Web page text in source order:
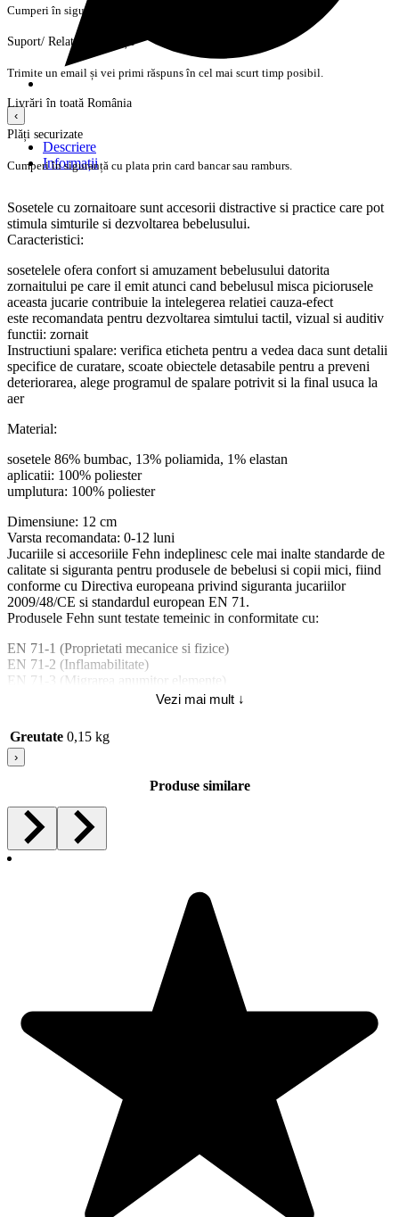
Cumperi în siguranță cu plata prin card bancar sau ramburs.
Suport/ Relații cu clienții
Trimite un email și vei primi răspuns în cel mai scurt timp posibil.
Livrări în toată România
Plăți securizate
Cumperi în siguranță cu plata prin card bancar sau ramburs.
‹
Descriere
Informații
Sosetele cu zornaitoare sunt accesorii distractive si practice care pot
stimula simturile si dezvoltarea bebelusului.
Caracteristici:
sosetelele ofera confort si amuzament bebelusului datorita
zornaitului pe care il emit atunci cand bebelusul misca piciorusele
aceasta jucarie contribuie la intelegerea relatiei cauza-efect
este recomandata pentru dezvoltarea simtului tactil, vizual si auditiv
functii: zornait
Instructiuni spalare: verifica eticheta pentru a vedea daca sunt detalii
specifice de curatare, scoate obiectele detasabile pentru a preveni
deteriorarea, alege programul de spalare potrivit si la final usuca la
aer
Material:
sosetele 86% bumbac, 13% poliamida, 1% elastan
aplicatii: 100% poliester
umplutura: 100% poliester
Dimensiune: 12 cm
Varsta recomandata: 0-12 luni
Jucariile si accesoriile Fehn indeplinesc cele mai inalte standarde de
calitate si siguranta pentru produsele de bebelusi si copii mici, fiind
conforme cu Directiva europeana privind siguranta jucariilor
2009/48/CE si standardul european EN 71.
Produsele Fehn sunt testate temeinic in conformitate cu:
EN 71-1 (Proprietati mecanice si fizice)
EN 71-2 (Inflamabilitate)
EN 71-3 (Migrarea anumitor elemente)
EN 71-9:2005 (Compusi chimici organici).
copiilor. Indepartati orice ambalaj al jucariei/produsului inainte de a
da jucaria/produsul copilului.
Vezi mai mult ↓
Greutate 0,15 kg
›
Produse similare